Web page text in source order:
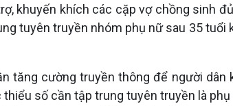
khuyến khích các cặp vợ chồng sinh
tuyên truyền nhóm phụ nữ sau 35
tăng cường truyền thông để người
số cần tập trung tuyên truyền là